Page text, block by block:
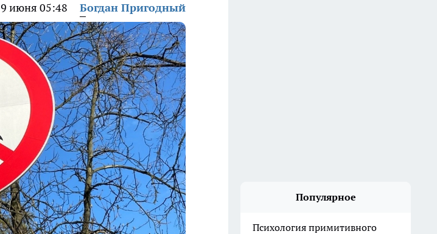
9 июня 05:48 Богдан Пригодный
Популярное
Психология примитивного